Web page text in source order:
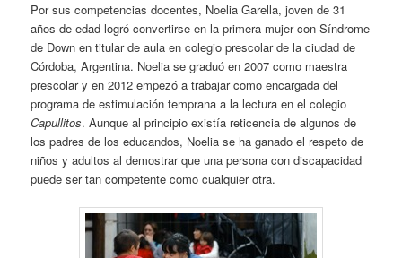
Por sus competencias docentes, Noelia Garella, joven de 31
años de edad logró convertirse en la primera mujer con Síndrome
de Down en titular de aula en colegio prescolar de la ciudad de
Córdoba, Argentina. Noelia se graduó en 2007 como maestra
prescolar y en 2012 empezó a trabajar como encargada del
programa de estimulación temprana a la lectura en el colegio
Capullitos. Aunque al principio existía reticencia de algunos de
los padres de los educandos, Noelia se ha ganado el respeto de
niños y adultos al demostrar que una persona con discapacidad
puede ser tan competente como cualquier otra.